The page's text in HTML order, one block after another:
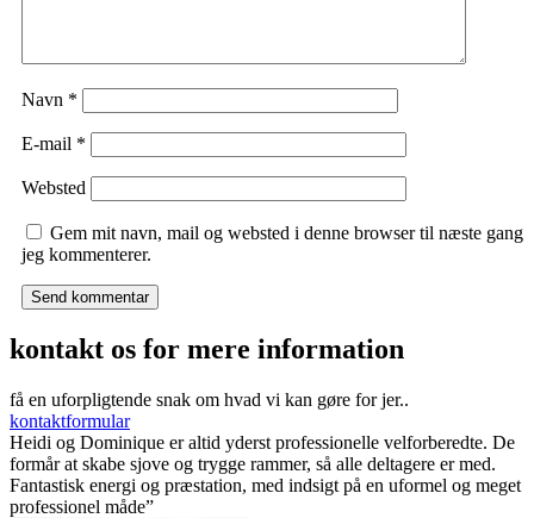
Navn *
E-mail *
Websted
Gem mit navn, mail og websted i denne browser til næste gang
jeg kommenterer.
kontakt os for mere information
få en uforpligtende snak om hvad vi kan gøre for jer..
kontaktformular
Heidi og Dominique er altid yderst professionelle velforberedte. De
formår at skabe sjove og trygge rammer, så alle deltagere er med.
Fantastisk energi og præstation, med indsigt på en uformel og meget
professionel måde”